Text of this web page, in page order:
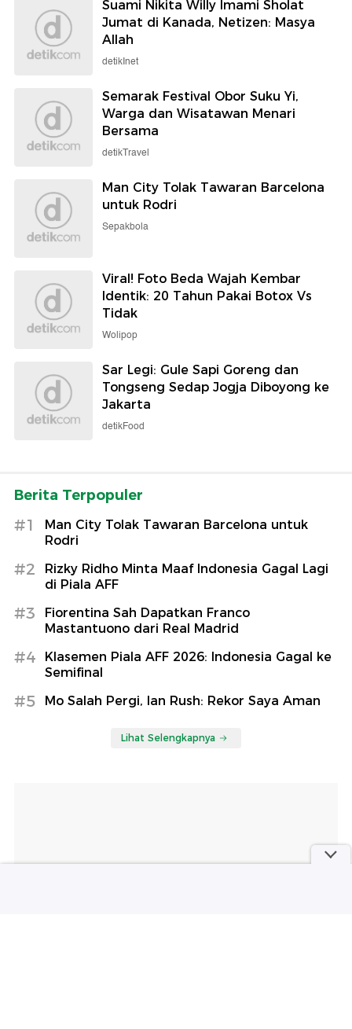
Suami Nikita Willy Imami Sholat
Jumat di Kanada, Netizen: Masya
Allah
detikInet
Semarak Festival Obor Suku Yi,
Warga dan Wisatawan Menari
Bersama
detikTravel
Man City Tolak Tawaran Barcelona
untuk Rodri
Sepakbola
Viral! Foto Beda Wajah Kembar
Identik: 20 Tahun Pakai Botox Vs
Tidak
Wolipop
Sar Legi: Gule Sapi Goreng dan
Tongseng Sedap Jogja Diboyong ke
Jakarta
detikFood
Berita Terpopuler
#1
Man City Tolak Tawaran Barcelona untuk
Rodri
#2
Rizky Ridho Minta Maaf Indonesia Gagal Lagi
di Piala AFF
#3
Fiorentina Sah Dapatkan Franco
Mastantuono dari Real Madrid
#4
Klasemen Piala AFF 2026: Indonesia Gagal ke
Semifinal
#5 Mo Salah Pergi, Ian Rush: Rekor Saya Aman
Lihat Selengkapnya